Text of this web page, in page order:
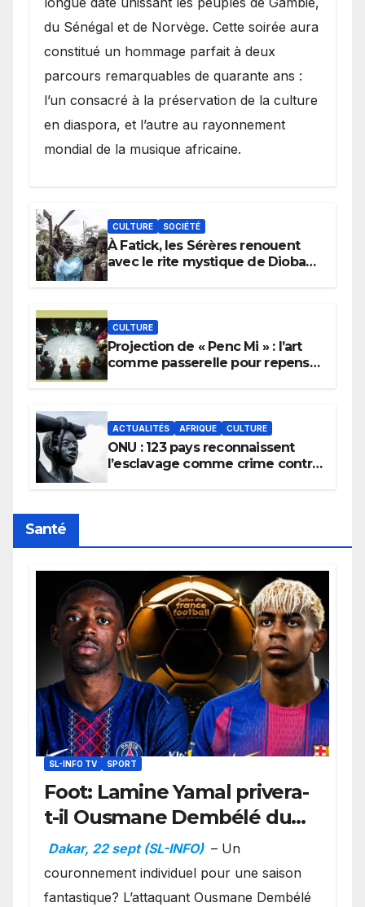
du Sénégal et de Norvège. Cette soirée aura
constitué un hommage parfait à deux
parcours remarquables de quarante ans :
l’un consacré à la préservation de la culture
en diaspora, et l’autre au rayonnement
mondial de la musique africaine.
CULTURE SOCIÉTÉ
À Fatick, les Sérères renouent
avec le rite mystique de Diobaye
CULTURE
Projection de « Penc Mi » : l’art
comme passerelle pour repenser
ACTUALITÉS AFRIQUE CULTURE
ONU : 123 pays reconnaissent
l’esclavage comme crime contre
Santé
SL-INFO TV SPORT
Foot: Lamine Yamal privera-
t-il Ousmane Dembélé du
Ballon d’or ?
Dakar, 22 sept (SL-INFO) – Un
couronnement individuel pour une saison
fantastique? L’attaquant Ousmane Dembélé